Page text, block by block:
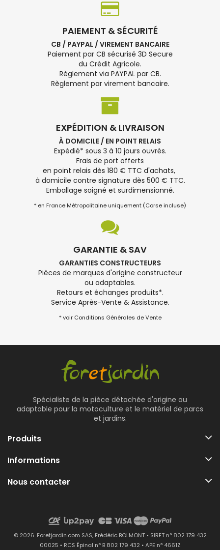
PAIEMENT & SÉCURITÉ
CB / PAYPAL / VIREMENT BANCAIRE
Paiement par CB sécurisé 3D Secure
du Crédit Agricole.
Règlement via PAYPAL par CB.
Règlement par virement bancaire.
EXPÉDITION & LIVRAISON
À DOMICILE / EN POINT RELAIS
Expédié* sous 3 à 10 jours ouvrés.
Frais de port offerts
en point relais dès 180 € TTC d'achats,
à domicile contre signature dès 500 € TTC.
Emballage soigné et surdimensionné.
* en France Métropolitaine uniquement (Corse incluse)
GARANTIE & SAV
GARANTIES CONSTRUCTEURS
Pièces de marques d'origine constructeur
ou adaptables.
Retours et échanges produits*.
Service Après-Vente & Assistance.
* voir Conditions Générales de Vente
Spécialiste de la pièce détachée d'origine ou
adaptable pour la motoculture et le matériel de parcs
et jardins.
Produits
Informations
Nous contacter
© 2026. Foretjardin.com SAS, Frédéric BOLMONT • SIRET n° 802 179 432
00025 • RCS Épinal n° B 802 179 432 • APE n° 4661Z